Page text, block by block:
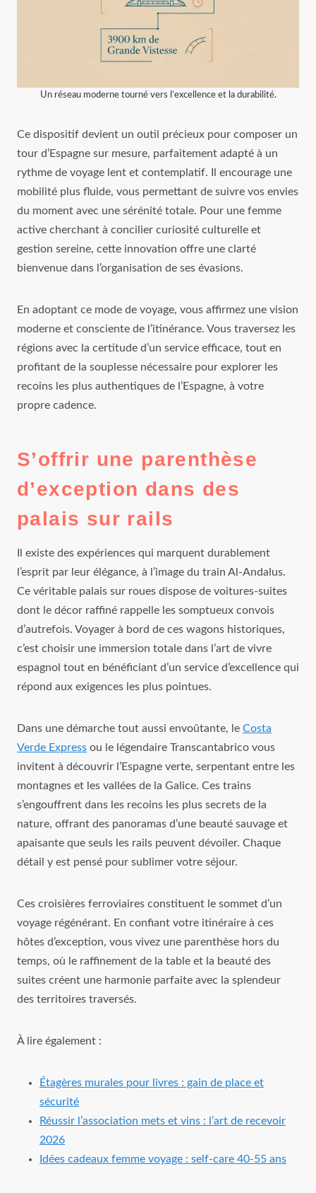
Un réseau moderne tourné vers l’excellence et la durabilité.
Ce dispositif devient un outil précieux pour composer un
tour d’Espagne sur mesure, parfaitement adapté à un
rythme de voyage lent et contemplatif. Il encourage une
mobilité plus fluide, vous permettant de suivre vos envies
du moment avec une sérénité totale. Pour une femme
active cherchant à concilier curiosité culturelle et
gestion sereine, cette innovation offre une clarté
bienvenue dans l’organisation de ses évasions.
En adoptant ce mode de voyage, vous affirmez une vision
moderne et consciente de l’itinérance. Vous traversez les
régions avec la certitude d’un service efficace, tout en
profitant de la souplesse nécessaire pour explorer les
recoins les plus authentiques de l’Espagne, à votre
propre cadence.
S’offrir une parenthèse
d’exception dans des
palais sur rails
Il existe des expériences qui marquent durablement
l’esprit par leur élégance, à l’image du train Al-Andalus.
Ce véritable palais sur roues dispose de voitures-suites
dont le décor raffiné rappelle les somptueux convois
d’autrefois. Voyager à bord de ces wagons historiques,
c’est choisir une immersion totale dans l’art de vivre
espagnol tout en bénéficiant d’un service d’excellence qui
répond aux exigences les plus pointues.
Dans une démarche tout aussi envoûtante, le Costa
Verde Express ou le légendaire Transcantabrico vous
invitent à découvrir l’Espagne verte, serpentant entre les
montagnes et les vallées de la Galice. Ces trains
s’engouffrent dans les recoins les plus secrets de la
nature, offrant des panoramas d’une beauté sauvage et
apaisante que seuls les rails peuvent dévoiler. Chaque
détail y est pensé pour sublimer votre séjour.
Ces croisières ferroviaires constituent le sommet d’un
voyage régénérant. En confiant votre itinéraire à ces
hôtes d’exception, vous vivez une parenthèse hors du
temps, où le raffinement de la table et la beauté des
suites créent une harmonie parfaite avec la splendeur
des territoires traversés.
À lire également :
Étagères murales pour livres : gain de place et
sécurité
Réussir l’association mets et vins : l’art de recevoir
2026
Idées cadeaux femme voyage : self-care 40-55 ans